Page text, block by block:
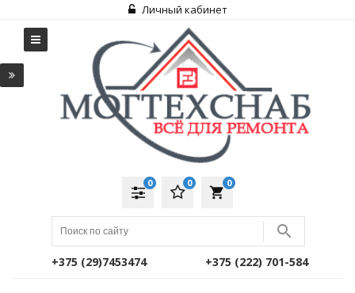
Личный кабинет
local_grocery_store
0
0
0
+375 (29)7453474 +375 (222) 701-584